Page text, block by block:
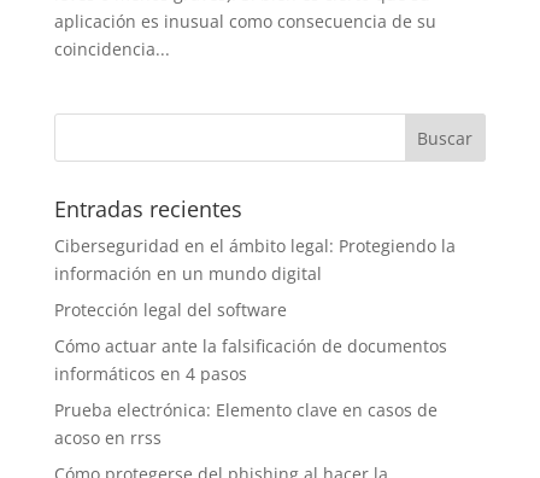
aplicación es inusual como consecuencia de su
coincidencia...
Entradas recientes
Ciberseguridad en el ámbito legal: Protegiendo la
información en un mundo digital
Protección legal del software
Cómo actuar ante la falsificación de documentos
informáticos en 4 pasos
Prueba electrónica: Elemento clave en casos de
acoso en rrss